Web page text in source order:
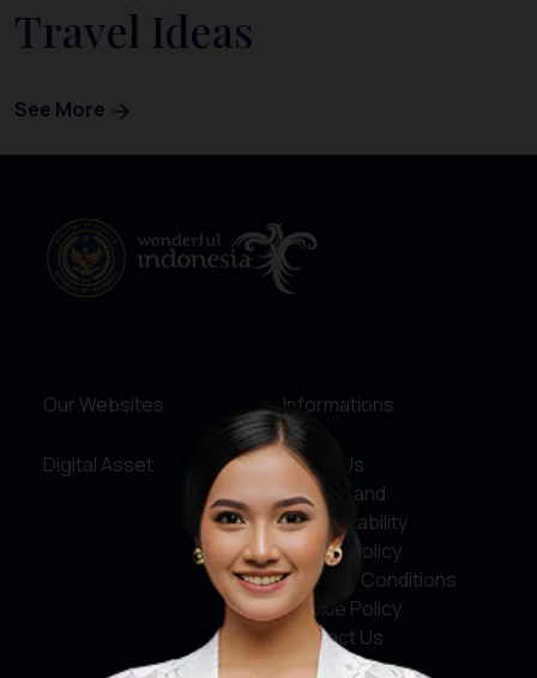
Travel Ideas
See More
Our Websites
Digital Asset
Informations
About Us
Service and
Accountability
Privacy Policy
Terms & Conditions
Cookie Policy
Contact Us